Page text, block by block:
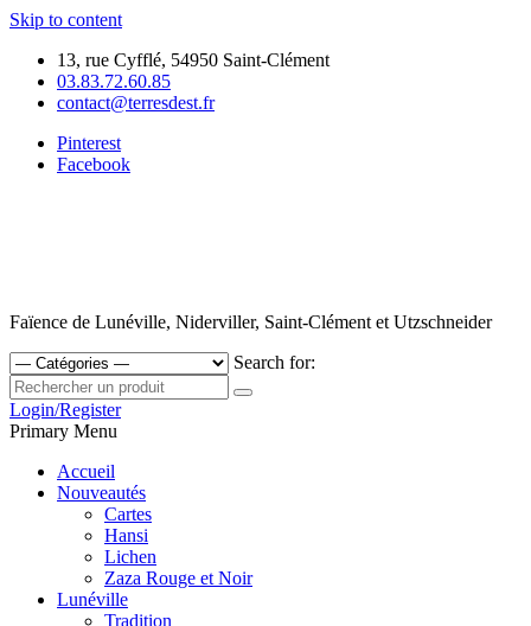
Skip to content
13, rue Cyfflé, 54950 Saint-Clément
03.83.72.60.85
contact@terresdest.fr
Pinterest
Facebook
Faïence de Lunéville, Niderviller, Saint-Clément et Utzschneider
Search for:
Login/Register
Primary Menu
Accueil
Nouveautés
Cartes
Hansi
Lichen
Zaza Rouge et Noir
Lunéville
Tradition